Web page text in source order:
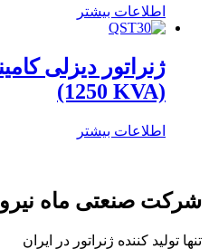
اطلاعات بیشتر
(1250 KVA)
اطلاعات بیشتر
شرکت صنعتی ماه نیرو
تنها تولید کننده ژنراتور در ایران